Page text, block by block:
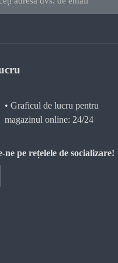
• Graficul de lucru pentru
magazinul online: 24/24
ne pe rețelele de socializare!